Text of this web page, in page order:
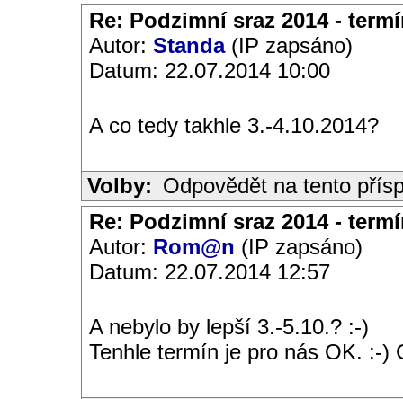
Re: Podzimní sraz 2014 -
Autor: Standa(IP zapsáno)
Datum: 22.07.2014 10:00
A co tedy takhle 3.-4.10.2014?
Volby: Odpovědět na tento
Re: Podzimní sraz 2014 -
Autor: Rom@n (IP zapsáno)
Datum: 22.07.2014 12:57
A nebylo by lepší 3.-5.10.? :-)
Tenhle termín je pro nás OK. :-)